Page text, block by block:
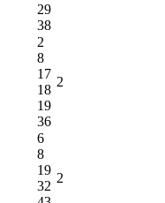
29
38
2
8
17
18
19
36
2
6
8
19
32
2